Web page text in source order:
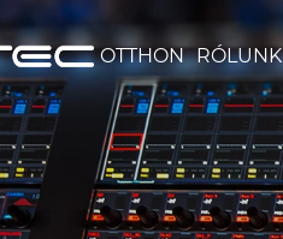
OTTHON RÓLUNK